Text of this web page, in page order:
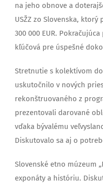
na jeho obnove a
USŽZ zo Slovenska,
300 000 EUR.
kľúčová pre úspešné
Stretnutie s kolektívom
uskutočnilo v nových
rekonštruovaného z
prezentovali darované
vďaka bývalému
Diskutovalo sa aj o
Slovenské etno múzeum
exponáty a históriu.